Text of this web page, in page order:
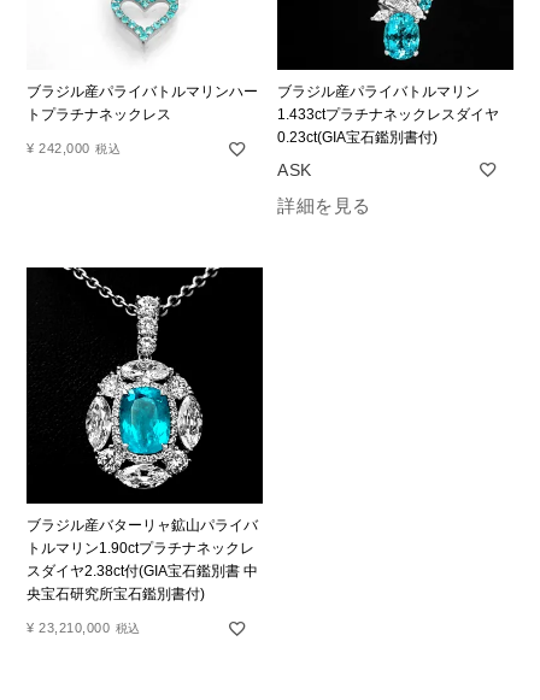
ブラジル産パライバトルマリンハー
トプラチナネックレス
¥ 242,000 税込
ブラジル産パライバトルマリン
1.433ctプラチナネックレスダイヤ
0.23ct(GIA宝石鑑別書付)
詳細を見る
ブラジル産バターリャ鉱山パライバ
トルマリン1.90ctプラチナネックレ
スダイヤ2.38ct付(GIA宝石鑑別書 中
央宝石研究所宝石鑑別書付)
¥ 23,210,000 税込